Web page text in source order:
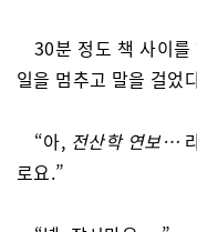
30분 정도 책 사이를
일을 멈추고 말을 걸었
“아, 전산학 연보…
로요.”